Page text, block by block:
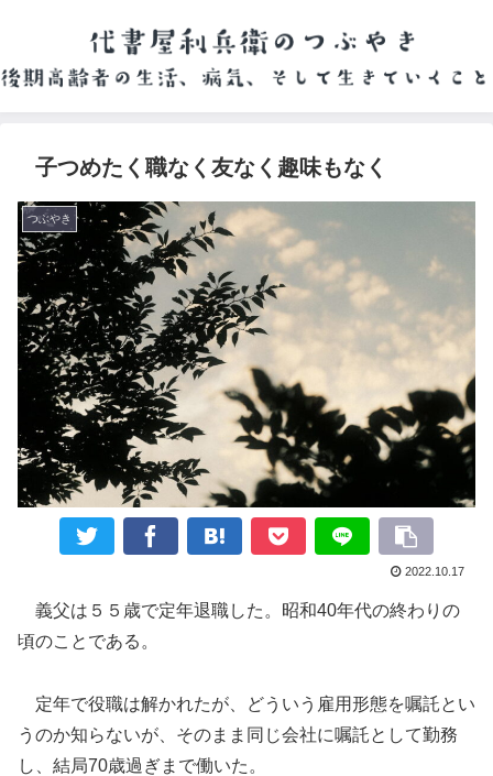
子つめたく職なく友なく趣味もなく
つぶやき
2022.10.17
義父は５５歳で定年退職した。昭和40年代の終わりの
頃のことである。
定年で役職は解かれたが、どういう雇用形態を嘱託とい
うのか知らないが、そのまま同じ会社に嘱託として勤務
し、結局70歳過ぎまで働いた。